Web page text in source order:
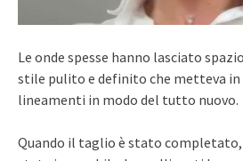
Le onde spesse hanno lasciato
stile pulito e definito che metteva in
lineamenti in modo del tutto nuovo.
Quando il taglio è stato